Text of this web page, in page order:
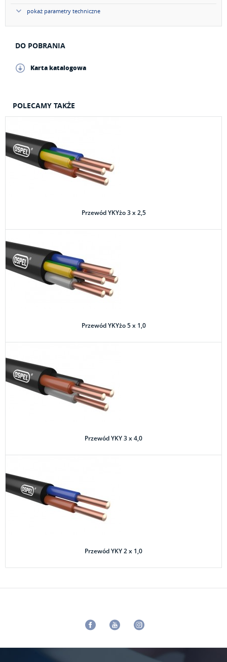
pokaż parametry techniczne
DO POBRANIA
Karta katalogowa
POLECAMY TAKŻE
Przewód YKYżo 3 x 2,5
Przewód YKYżo 5 x 1,0
Przewód YKY 3 x 4,0
Przewód YKY 2 x 1,0
Instagram